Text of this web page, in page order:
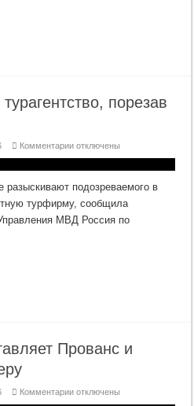
порезав
Комментариик
Кирове
турагентство,
порезав
менеджеров
отключены
разыскивают подозреваемого в
турфирму, сообщила
МВД Россия по
Прованс и
Комментариикотключены